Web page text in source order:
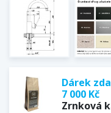
Dárek
7 000 Kč
Zrnková